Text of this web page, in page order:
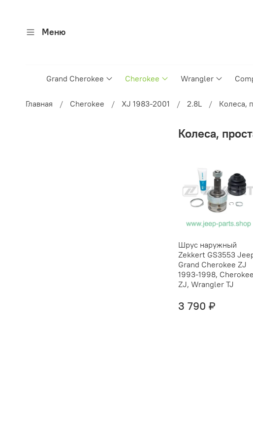
Меню
Grand Cherokee Cherokee Wrangler
Главная Cherokee XJ 1983-2001 2.8L Колеса,
Колеса,
Шрус наружный
Zekkert GS3553
Grand Cherokee ZJ
1993-1998, Cherokee
ZJ, Wrangler TJ
3 790 ₽